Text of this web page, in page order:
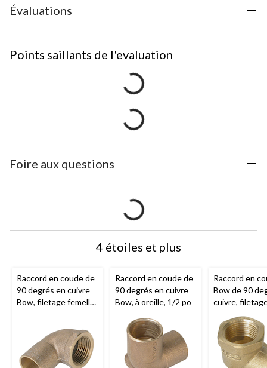
Évaluations
Points saillants de l'evaluation
Foire aux questions
4 étoiles et plus
Raccord en coude de
90 degrés en cuivre
Bow, filetage femelle,
Raccord en coude de
90 degrés en cuivre
Bow, à oreille, 1/2 po
Raccord en
Bow de 90
cuivre,
femelle, à
po